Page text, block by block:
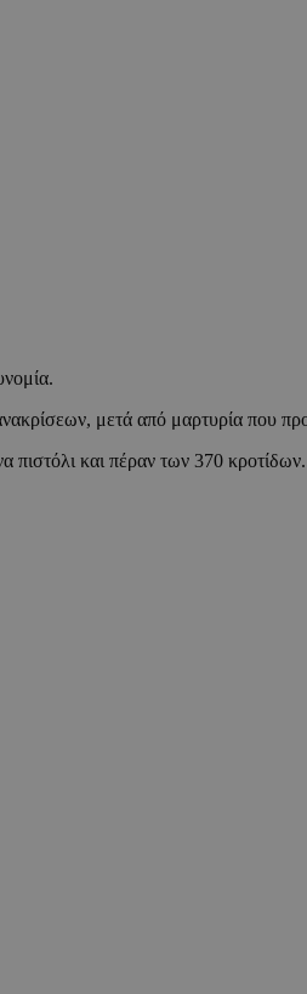
ανακρίσεων, μετά από μαρτυρία
πιστόλι και πέραν των 370 κροτίδων.